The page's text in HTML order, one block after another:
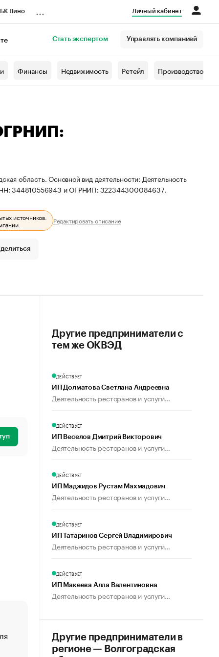
Вино Личный кабинет
Стать экспертом Управлять компанией
Финансы Недвижимость Ретейл Производство
область. Основной вид деятельности: Деятельность
ИНН: 344810556943 и ОГРНИП: 322344300084637.
источников.
Редактировать описание
«От спорта тело стареет иначе». Как живет глава
создавшей GTA
Другие предприниматели с
тем же ОКВЭД
ДЕЙСТВУЕТ
ИП Долматова Светлана Андреевна
Деятельность ресторанов и услуги...
ДЕЙСТВУЕТ
ИП Веселов Дмитрий Викторович
Деятельность ресторанов и услуги...
ДЕЙСТВУЕТ
ИП Маджидов Рустам Махмадович
Деятельность ресторанов и услуги...
ДЕЙСТВУЕТ
ИП Татаринов Сергей Владимирович
Деятельность ресторанов и услуги...
ДЕЙСТВУЕТ
ИП Макеева Алла Валентиновна
Деятельность ресторанов и услуги...
Другие предприниматели в
регионе — Волгоградская